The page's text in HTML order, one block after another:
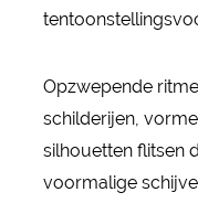
Opzwepende
schilderijen,
silhouetten flitsen
voormalige